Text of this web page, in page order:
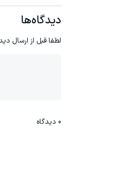
دیدگاه‌ها
لطفا قبل از ارسال
0 دیدگاه